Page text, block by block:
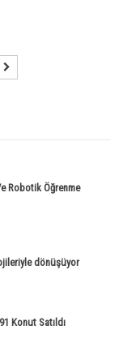
Robotik Öğrenme
dönüşüyor
Konut Satıldı